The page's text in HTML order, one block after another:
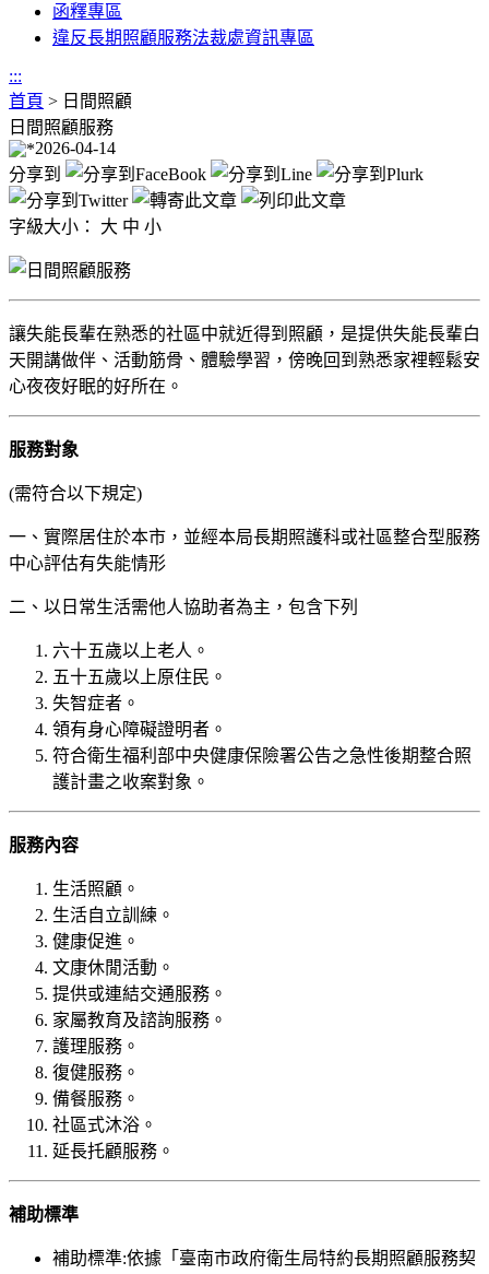
函釋專區
違反長期照顧服務法裁處資訊專區
:::
首頁 > 日間照顧
日間照顧服務
2026-04-14
分享到
字級大小： 大 中 小
讓失能長輩在熟悉的社區中就近得到照顧，是提供失能長輩白
天開講做伴、活動筋骨、體驗學習，傍晚回到熟悉家裡輕鬆安
心夜夜好眠的好所在。
服務對象
(需符合以下規定)
一、實際居住於本市，並經本局長期照護科或社區整合型服務
中心評估有失能情形
二、以日常生活需他人協助者為主，包含下列
六十五歲以上老人。
五十五歲以上原住民。
失智症者。
領有身心障礙證明者。
符合衛生福利部中央健康保險署公告之急性後期整合照
護計畫之收案對象。
服務內容
生活照顧。
生活自立訓練。
健康促進。
文康休閒活動。
提供或連結交通服務。
家屬教育及諮詢服務。
護理服務。
復健服務。
備餐服務。
社區式沐浴。
延長托顧服務。
補助標準
補助標準:依據「臺南市政府衛生局特約長期照顧服務契